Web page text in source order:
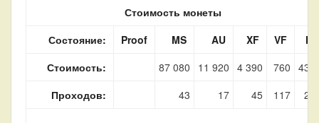
Стоимость монеты
Состояние:
Proof MS AU XF VF
F
Стоимость:
87 080 11 920 4 390 760 430
Проходов:
43 17 45 117 27